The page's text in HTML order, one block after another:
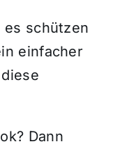
es schützen
einfacher
Dann